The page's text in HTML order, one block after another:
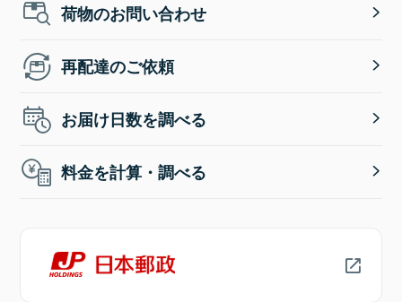
荷物のお問い合わせ
再配達のご依頼
お届け日数を調べる
料金を計算・調べる